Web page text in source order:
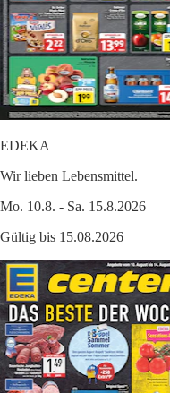
EDEKA
Wir lieben Lebensmittel.
Mo. 10.8. - Sa. 15.8.2026
Gültig bis 15.08.2026